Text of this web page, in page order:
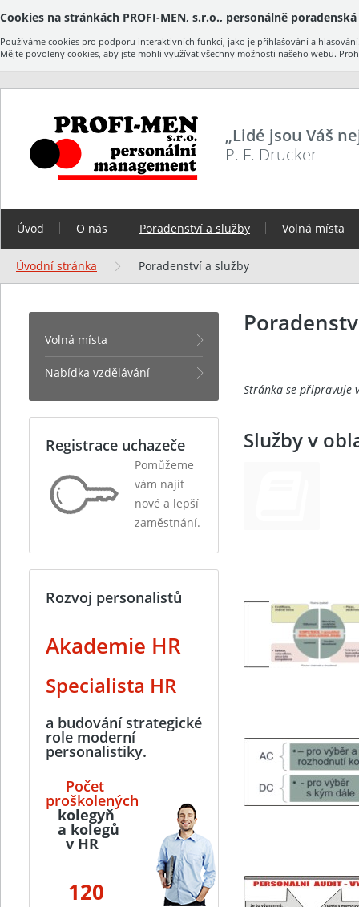
Cookies na stránkách PROFI-MEN, s.r.o., personálně
Používáme cookies pro podporu interaktivních funkcí, jako je přihlašování a
Mějte povoleny cookies, aby jste mohli využívat všechny možnosti našeho webu.
„Lidé jsou Váš
P. F. Drucker
Úvod O nás Poradenství a služby Volná místa
Úvodní stránka Poradenství a služby
Stránka se připravuje
Služby v
Volná místa
Nabídka vzdělávání
Registrace uchazeče
Pomůžeme
vám najít
nové a lepší
zaměstnání.
Rozvoj personalistů
Akademie HR
Specialista HR
a budování strategické
role moderní
personalistiky.
Počet
proškolených
kolegyň
a kolegů
v HR
120